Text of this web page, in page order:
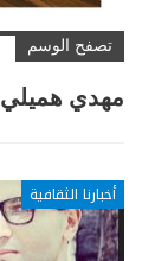
تصفح الوسم
مهدي هميلي
أخبارنا الثقافية